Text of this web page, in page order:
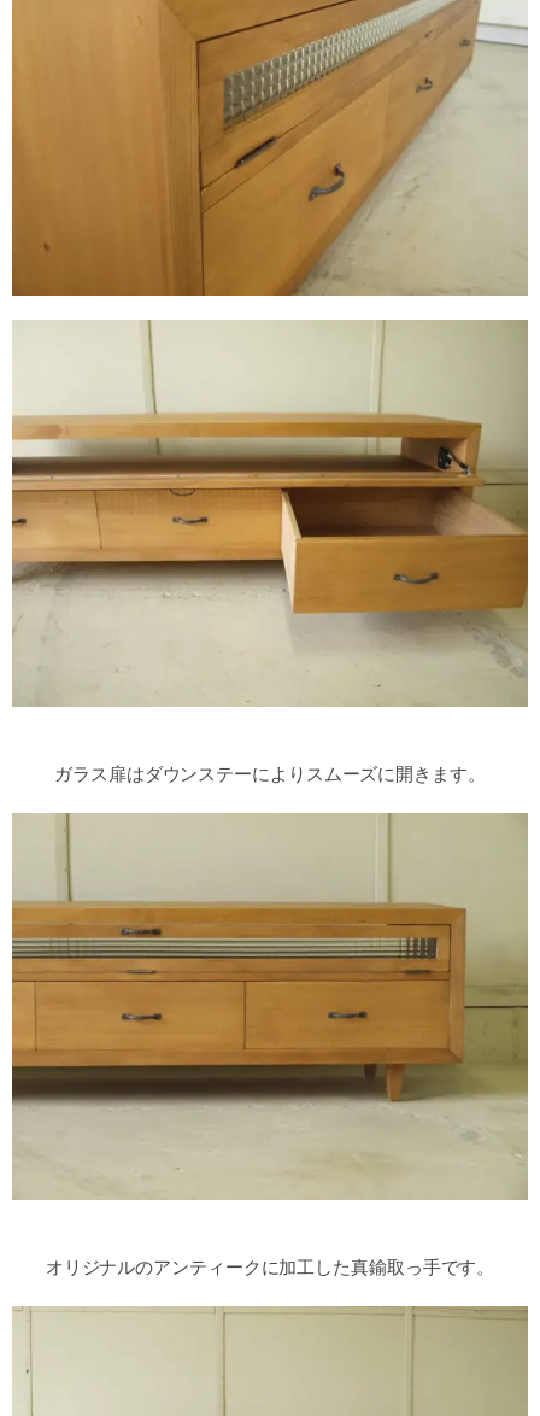
ガラス扉はダウンステーによりスムーズに開きます。
オリジナルのアンティークに加工した真鍮取っ手です。